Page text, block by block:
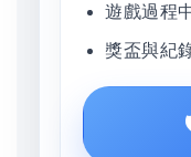
遊戲過程
獎盃與紀